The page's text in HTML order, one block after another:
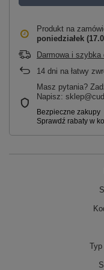
Produkt na
poniedziałek
Darmowa i
14 dni na łatwy
Masz pytania?
Napisz: